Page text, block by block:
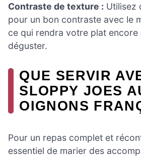
Contraste de texture : Utilisez
pour un bon contraste avec le
ce qui rendra votre plat encore
déguster.
QUE SERVIR
SLOPPY JOES
OIGNONS
Pour un repas complet et
essentiel de marier des